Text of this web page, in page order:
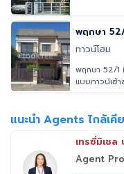
พฤกษา
ทาวน์โฮม
พฤกษา 52/1
แบบทาวน์เฮ้
แนะนำ Agents ไกล้เคี
เทรซี่มิเชล
Agent